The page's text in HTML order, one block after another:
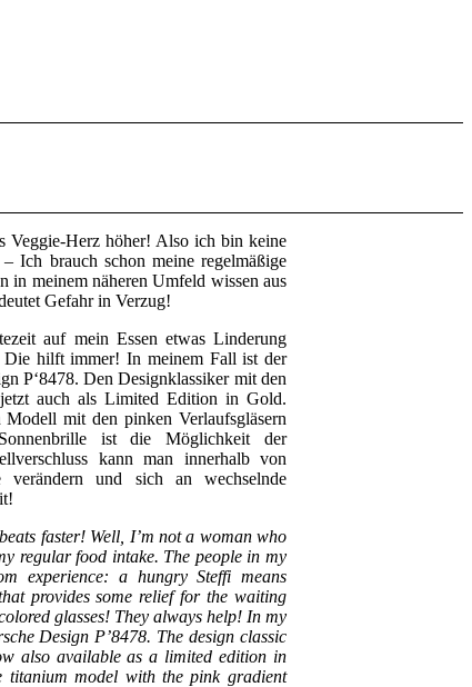
Veggie-Herz höher! Also ich bin keine
Ich brauch schon meine regelmäßige
in meinem näheren Umfeld wissen aus
Gefahr in Verzug!
auf mein Essen etwas Linderung
hilft immer! In meinem Fall ist der
P‘8478. Den Designklassiker mit den
auch als Limited Edition in Gold.
mit den pinken Verlaufsgläsern
ist die Möglichkeit der
kann man innerhalb von
und sich an wechselnde
faster! Well, I’m not a woman who
regular food intake. The people in my
experience: a hungry Steffi means
provides some relief for the waiting
glasses! They always help! In my
Design P’8478. The design classic
also available as a limited edition in
model with the pink gradient